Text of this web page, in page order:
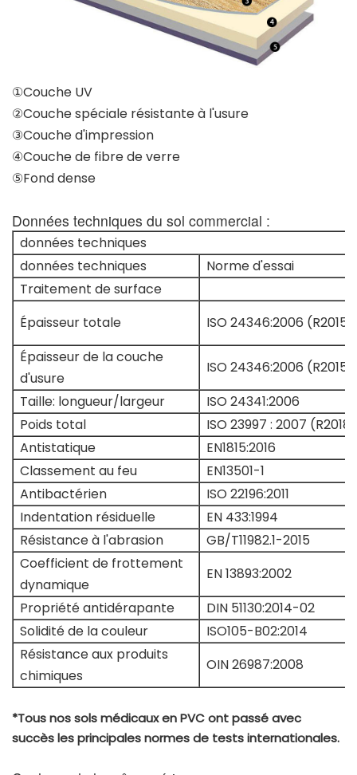
①Couche UV
②Couche spéciale résistante à l'usure
③Couche d'impression
④Couche de fibre de verre
⑤Fond dense
Données techniques du sol commercial :
données techniques
données techniques
Norme d'essai
Traitement de surface
Épaisseur totale
ISO 24346:2006 (R2015)
Épaisseur de la couche
d'usure
ISO 24346:2006 (R2015)
Taille: longueur/largeur
ISO 24341:2006
Poids total
ISO 23997 : 2007 (R2018)
Antistatique
EN1815:2016
Classement au feu
EN13501-1
Antibactérien
ISO 22196:2011
Indentation résiduelle
EN 433:1994
Résistance à l'abrasion
GB/T11982.1-2015
Coefficient de frottement
dynamique
EN 13893:2002
Propriété antidérapante
DIN 51130:2014-02
Solidité de la couleur
ISO105-B02:2014
Résistance aux produits
chimiques
OIN 26987:2008
*Tous nos sols médicaux en PVC ont passé avec
succès les principales normes de tests internationales.